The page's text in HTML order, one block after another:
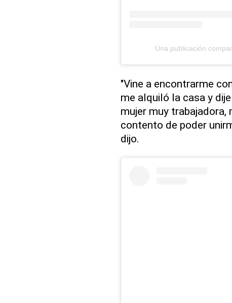
Una publicación
"Vine a encontrarme
me alquiló la casa y
mujer muy
contento de poder
dijo.